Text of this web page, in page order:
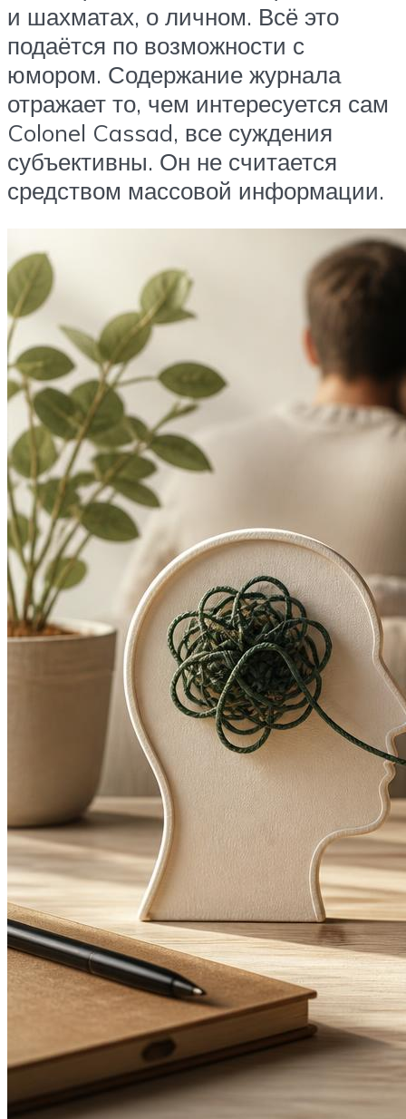
и шахматах, о личном. Всё это
подаётся по возможности с
юмором. Содержание журнала
отражает то, чем интересуется сам
Colonel Cassad, все суждения
субъективны. Он не считается
средством массовой информации.